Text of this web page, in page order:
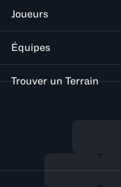
Joueurs
Équipes
Trouver un Terrain